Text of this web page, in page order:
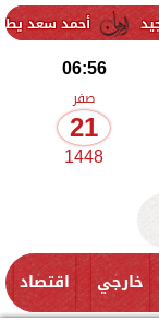
أحمد سعد يطلق «الألبوم
06:56
صفر
21
1448
خارجي اقتصاد